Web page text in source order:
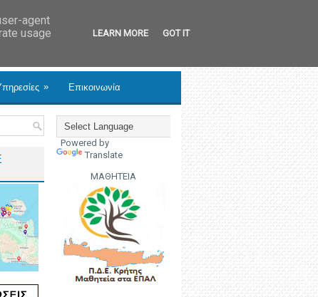
» Επικοινωνία
Powered by
Translate
ΜΑΘΗΤΕΙΑ
agent
usage
LEARN MORE GOT IT